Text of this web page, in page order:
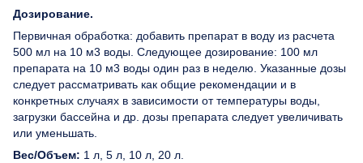
Дозирование.
Первичная обработка: добавить препарат в воду из расчета
500 мл на 10 м3 воды. Следующее дозирование: 100 мл
препарата на 10 м3 воды один раз в неделю. Указанные дозы
следует рассматривать как общие рекомендации и в
конкретных случаях в зависимости от температуры воды,
загрузки бассейна и др. дозы препарата следует увеличивать
или уменьшать.
Вес/Объем: 1 л, 5 л, 10 л, 20 л.